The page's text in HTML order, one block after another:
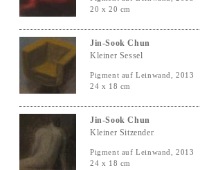
20 x 20 cm
Jin-Sook Chun
Kleiner Sessel
Pigment auf Leinwand, 2013
24 x 18 cm
Jin-Sook Chun
Kleiner Sitzender
Pigment auf Leinwand, 2013
24 x 18 cm